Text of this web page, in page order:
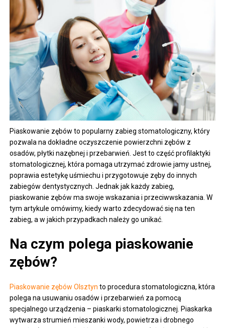
Piaskowanie zębów to popularny zabieg stomatologiczny, który
pozwala na dokładne oczyszczenie powierzchni zębów z
osadów, płytki nazębnej i przebarwień. Jest to część profilaktyki
stomatologicznej, która pomaga utrzymać zdrowie jamy ustnej,
poprawia estetykę uśmiechu i przygotowuje zęby do innych
zabiegów dentystycznych. Jednak jak każdy zabieg,
piaskowanie zębów ma swoje wskazania i przeciwwskazania. W
tym artykule omówimy, kiedy warto zdecydować się na ten
zabieg, a w jakich przypadkach należy go unikać.
Na czym polega piaskowanie
zębów?
Piaskowanie zębów Olsztyn to procedura stomatologiczna, która
polega na usuwaniu osadów i przebarwień za pomocą
specjalnego urządzenia – piaskarki stomatologicznej. Piaskarka
wytwarza strumień mieszanki wody, powietrza i drobnego